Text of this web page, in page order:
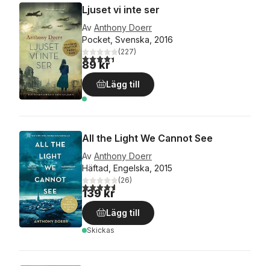
Ljuset vi inte ser
Av Anthony Doerr
Pocket, Svenska, 2016
4,4utav 5 stjärnor. Totalt antal röster:
(227)
89 kr
Lägg till
All the Light We Cannot See
Av Anthony Doerr
Häftad, Engelska, 2015
4,6utav 5 stjärnor. Totalt antal röster:
(26)
139 kr
Lägg till
Skickas